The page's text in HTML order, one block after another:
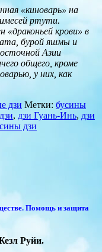
«киноварь» на
ртути.
крови» в
бурой яшмы и
Азии
общего, кроме
у них, как
дзи Метки: бусины
дзи, дзи Гуань-Инь, дзи
дзи
Помощь и защита
Руйи.